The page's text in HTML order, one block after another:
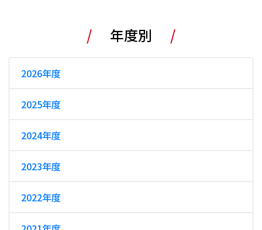
年度別
2026年度
2025年度
2024年度
2023年度
2022年度